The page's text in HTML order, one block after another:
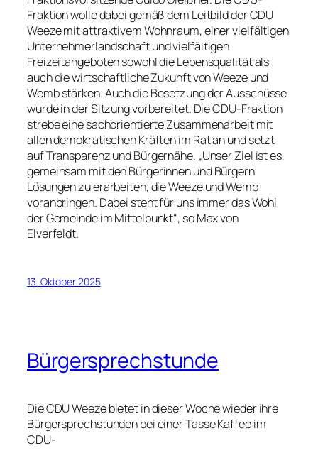
Fraktion wolle dabei gemäß dem Leitbild der CDU
Weeze mit attraktivem Wohnraum, einer vielfältigen
Unternehmerlandschaft und vielfältigen
Freizeitangeboten sowohl die Lebensqualität als
auch die wirtschaftliche Zukunft von Weeze und
Wemb stärken. Auch die Besetzung der Ausschüsse
wurde in der Sitzung vorbereitet. Die CDU-Fraktion
strebe eine sachorientierte Zusammenarbeit mit
allen demokratischen Kräften im Rat an und setzt
auf Transparenz und Bürgernähe. „Unser Ziel ist es,
gemeinsam mit den Bürgerinnen und Bürgern
Lösungen zu erarbeiten, die Weeze und Wemb
voranbringen. Dabei steht für uns immer das Wohl
der Gemeinde im Mittelpunkt“, so Max von
Elverfeldt.
13. Oktober 2025
Bürgersprechstunde
Die CDU Weeze bietet in dieser Woche wieder ihre
Bürgersprechstunden bei einer Tasse Kaffee im
CDU-